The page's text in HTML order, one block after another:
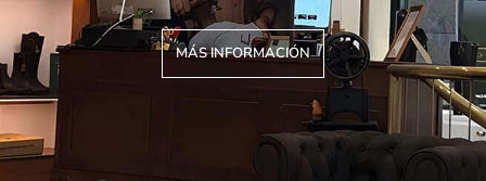
MÁS INFORMACIÓN